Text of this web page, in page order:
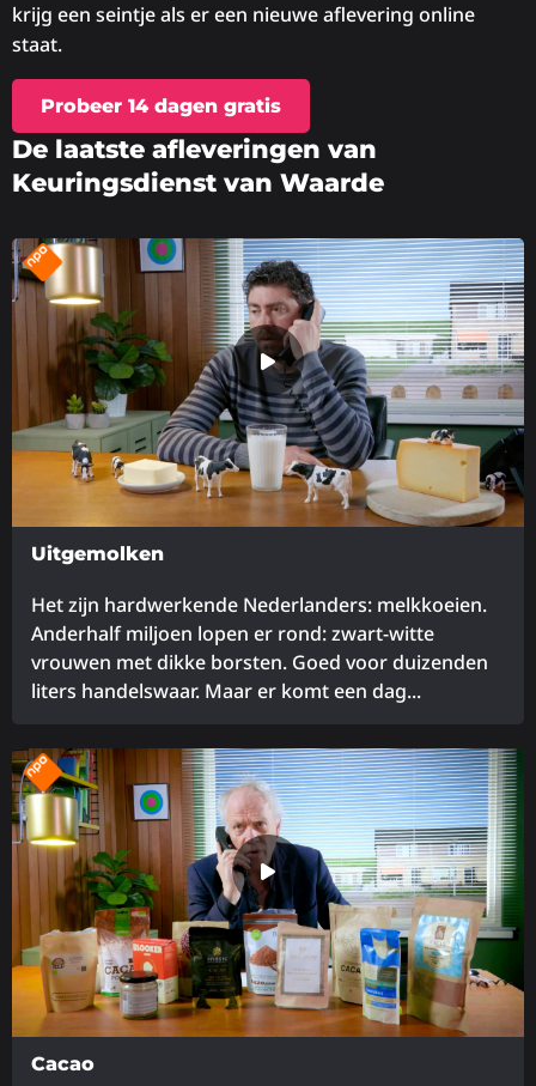
krijg een seintje als er een nieuwe aflevering online
staat.
Probeer 14 dagen gratis
De laatste afleveringen van
Keuringsdienst van Waarde
Uitgemolken
Het zijn hardwerkende Nederlanders: melkkoeien.
Anderhalf miljoen lopen er rond: zwart-witte
vrouwen met dikke borsten. Goed voor duizenden
liters handelswaar. Maar er komt een dag...
meer
over
Cacao